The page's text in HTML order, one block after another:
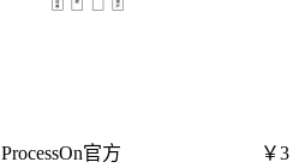
ProcessOn官方
￥3